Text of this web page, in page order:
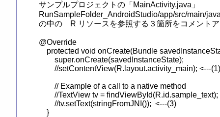
サンプルプロジェクトの「MainActivity.java」
RunSampleFolder_AndroidStudio/app/src/main/
の中の　R リソースを参照する３箇所をコメント
@Override
protected void onCreate(Bundle
        super.onCreate(savedInstanceState);
        //setContentView(R.layout.activity_main); <---(1)
        // Example of a call to a native method
//TextView tv = findViewById(R.id.sample_text);
        //tv.setText(stringFromJNI());  <---(3)
    }